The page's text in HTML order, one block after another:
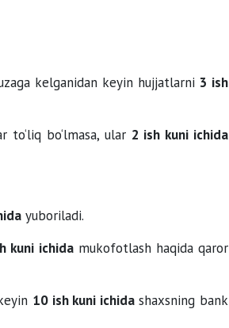
kelganidan keyin hujjatlarni 3 ish
to‘liq bo‘lmasa, ular 2 ish kuni ichida
yuboriladi.
kuni ichidamukofotlash haqida qaror
10 ish kuni ichidashaxsning bank